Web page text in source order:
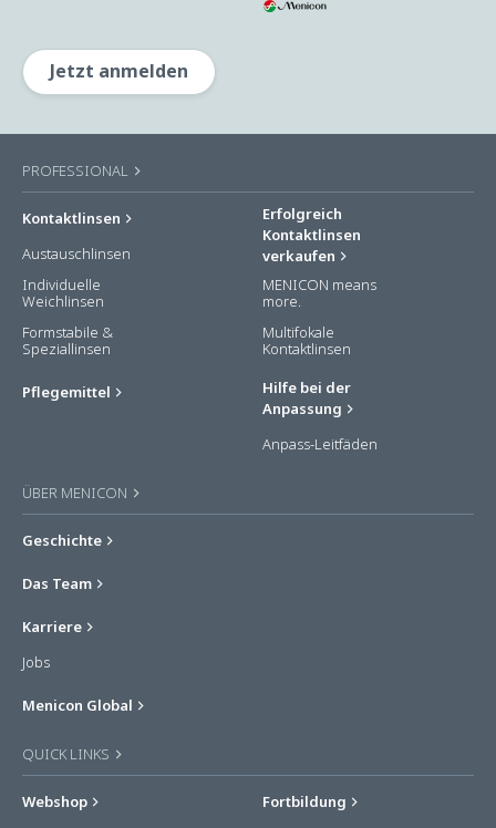
Jetzt anmelden
PROFESSIONAL
Kontaktlinsen
Austauschlinsen
Individuelle
Weichlinsen
Formstabile &
Speziallinsen
Pflegemittel
Erfolgreich
Kontaktlinsen
verkaufen
MENICON means
more.
Multifokale
Kontaktlinsen
Hilfe bei der
Anpassung
Anpass-Leitfäden
ÜBER MENICON
Geschichte
Das Team
Karriere
Jobs
Menicon Global
QUICK LINKS
Webshop
Fortbildung